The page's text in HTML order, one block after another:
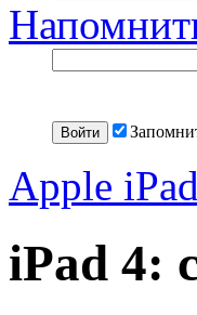
Apple iPad
iPad 4: